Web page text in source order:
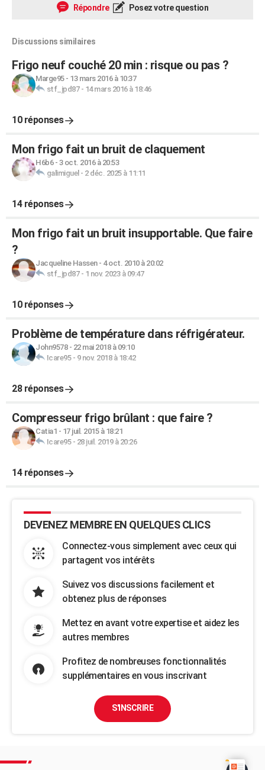
Répondre Posez votre question
Discussions similaires
Frigo neuf couché 20 min : risque ou pas ?
Marge95- 13 mars 2016 à 10:37
stf_jpd87- 14 mars 2016 à 18:46
10 réponses
Mon frigo fait un bruit de claquement
H6b6- 3 oct. 2016 à 20:53
galimiguel - 2 déc. 2025 à 11:11
14 réponses
Mon frigo fait un bruit insupportable. Que faire
?
Jacqueline Hassen- 4 oct. 2010 à 20:02
stf_jpd87- 1 nov. 2023 à 09:47
10 réponses
Problème de température dans réfrigérateur.
John9578- 22 mai 2018 à 09:10
Icare95- 9 nov. 2018 à 18:42
28 réponses
Compresseur frigo brûlant : que faire ?
Catia1 - 17 juil. 2015 à 18:21
Icare95- 28 juil. 2019 à 20:26
14 réponses
DEVENEZ MEMBRE EN QUELQUES CLICS
Connectez-vous simplement avec ceux qui
partagent vos intérêts
Suivez vos discussions facilement et
obtenez plus de réponses
Mettez en avant votre expertise et aidez les
autres membres
Profitez de nombreuses fonctionnalités
supplémentaires en vous inscrivant
S'INSCRIRE